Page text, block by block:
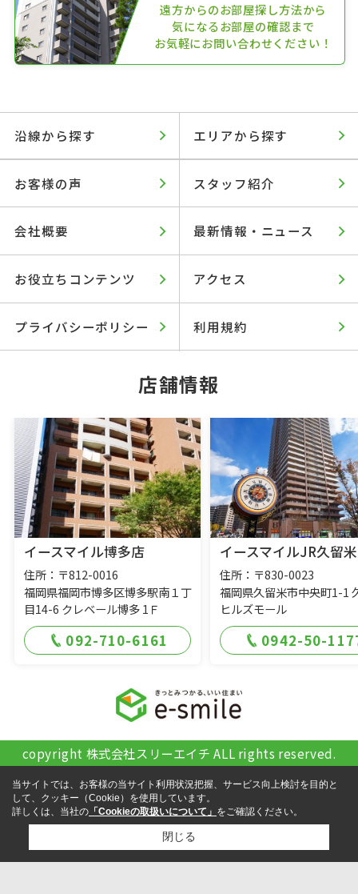
遠方からのお部屋探し方法から
気になるお部屋の確認まで
お気軽にお問い合わせください！
沿線から探す エリアから探す
お客様の声 スタッフ紹介
会社概要 最新情報・ニュース
お役立ちコンテンツ アクセス
プライバシーポリシー 利用規約
店舗情報
イースマイル博多店
住所：〒812-0016
福岡県福岡市博多区博多駅南１丁
目14-6 クレベール博多 1Ｆ
092-710-6161
イースマイルJR久留
住所：〒830-0023
福岡県久留米市中央町1-1
ヒルズモール
0942-50-
copyright 株式会社スリーエイチ ALL rights reserved.
当サイトでは、お客様の当サイト利用状況把握、サービス向上検討を目的と
して、クッキー（Cookie）を使用しています。
詳しくは、当社の 「Cookieの取扱いについて」 をご確認ください。
閉じる